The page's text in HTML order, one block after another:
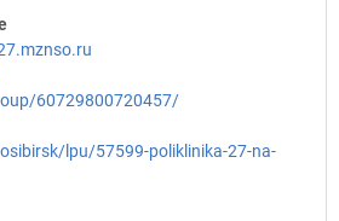
60729800720457/
lpu/57599-poliklinika-27-na-